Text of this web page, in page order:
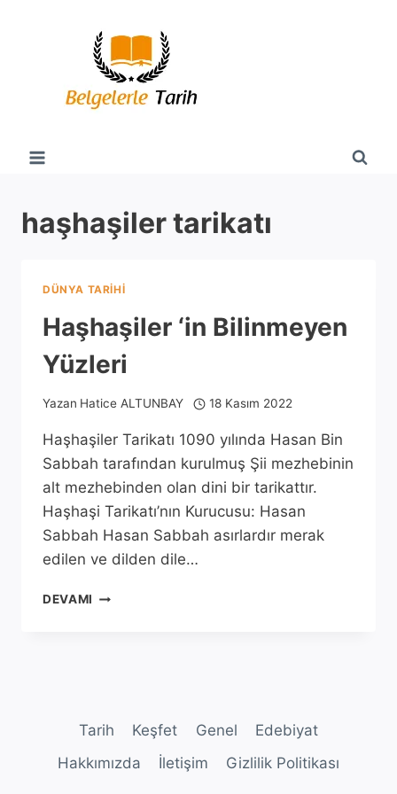
haşhaşiler tarikatı
DÜNYA TARIHI
Haşhaşiler ‘in Bilinmeyen
Yüzleri
Yazan Hatice ALTUNBAY 18 Kasım 2022
Haşhaşiler Tarikatı 1090 yılında Hasan Bin
Sabbah tarafından kurulmuş Şii mezhebinin
alt mezhebinden olan dini bir tarikattır.
Haşhaşi Tarikatı’nın Kurucusu: Hasan
Sabbah Hasan Sabbah asırlardır merak
edilen ve dilden dile…
DEVAMI HAŞHAŞILER
Tarih Keşfet Genel
Edebiyat
Hakkımızda
İletişim Gizlilik Politikası